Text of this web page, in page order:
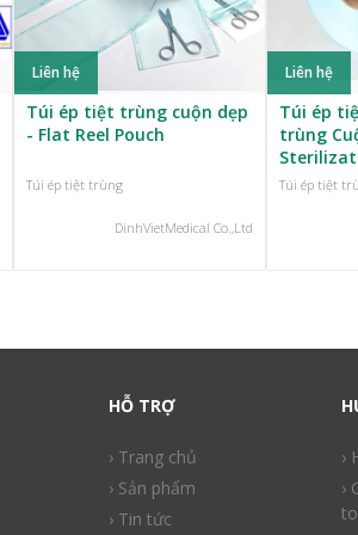
Liên hệ
Túi ép tiệt trùng cuộn dẹp
- Flat Reel Pouch
Túi ép tiệt trùng
DinhVietMedical Co.,Ltd
Liên hệ
Túi ép
trùng
Túi ép tiệt
HỖ TRỢ
› Trang chủ
› Sản phẩm
› Tin tức
›
›